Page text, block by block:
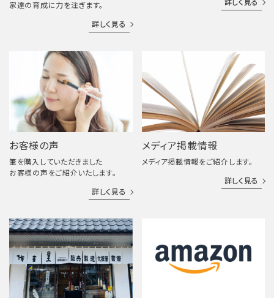
家達の育成に力を注ぎます。
詳しく見る
詳しく見る
お客様の声
筆を購入していただきました
お客様の声をご紹介いたします。
詳しく見る
メディア掲載情報
メディア掲載情報をご紹介します。
詳しく見る